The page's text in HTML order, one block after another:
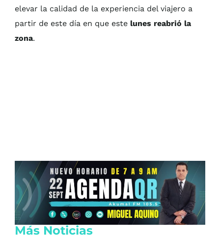
elevar la calidad de la experiencia del viajero a
partir de este día en que este lunes reabrió la
zona.
Más Noticias